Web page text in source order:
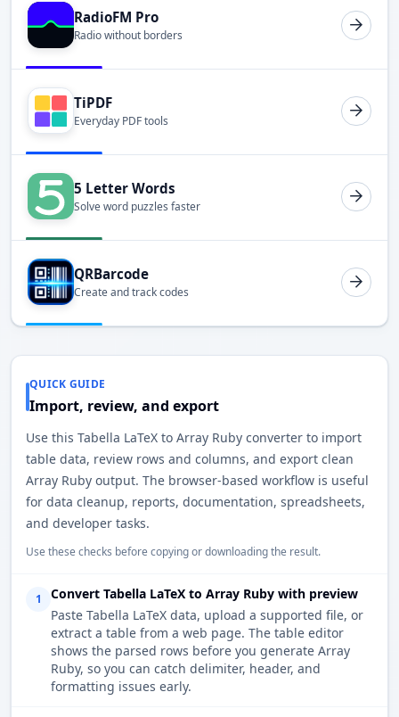
RadioFM Pro
Radio without borders
TiPDF
Everyday PDF tools
5 Letter Words
Solve word puzzles faster
QRBarcode
Create and track codes
QUICK GUIDE
Import, review, and export
Use this Tabella LaTeX to Array Ruby converter to import
table data, review rows and columns, and export clean
Array Ruby output. The browser-based workflow is useful
for data cleanup, reports, documentation, spreadsheets,
and developer tasks.
Use these checks before copying or downloading the result.
1
Convert Tabella LaTeX to Array Ruby with preview
Paste Tabella LaTeX data, upload a supported file, or
extract a table from a web page. The table editor
shows the parsed rows before you generate Array
Ruby, so you can catch delimiter, header, and
formatting issues early.